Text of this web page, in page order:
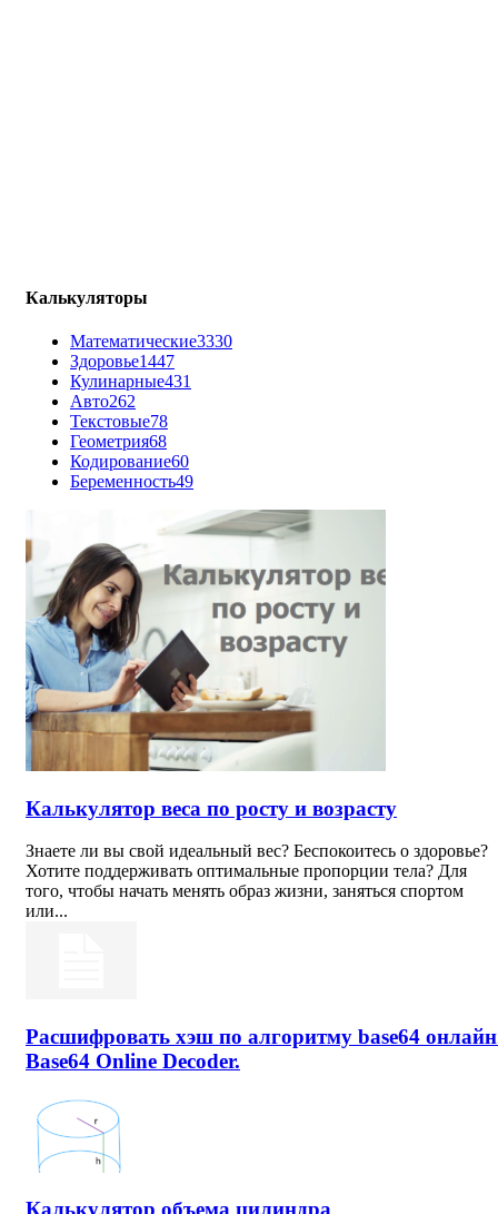
Калькуляторы
Математические3330
Здоровье1447
Кулинарные431
Авто262
Текстовые78
Геометрия68
Кодирование60
Беременность49
Калькулятор веса по росту и возрасту
Знаете ли вы свой идеальный вес? Беспокоитесь о здоровье?
Хотите поддерживать оптимальные пропорции тела? Для
того, чтобы начать менять образ жизни, заняться спортом
или...
Расшифровать хэш по алгоритму base64
Base64 Online Decoder.